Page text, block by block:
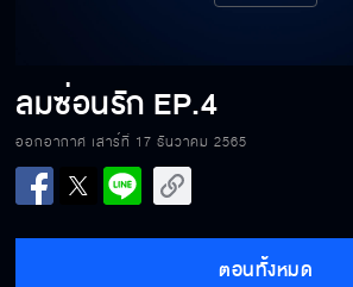
ลมซ่อนรัก EP.4
ออกอากาศ เสาร์ที่ 17 ธันวาคม 2565
ตอนทั้งหมด